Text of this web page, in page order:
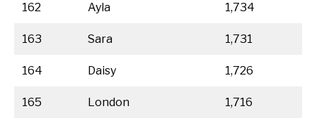
162 Ayla 1,734
163 Sara 1,731
164 Daisy 1,726
165 London 1,716